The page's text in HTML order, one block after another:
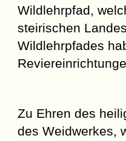
Wildlehrpfad,
steirischen
Wildlehrpfades
Zu Ehren des
des Weidwerkes,